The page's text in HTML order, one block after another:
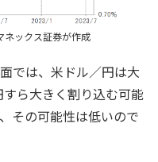
ネックス証券が作成
では、米ドル／円は大
ら大きく割り込む可能
その可能性は低いので